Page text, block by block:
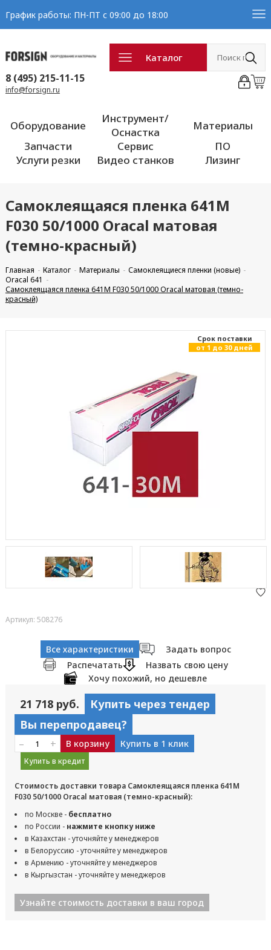
График работы: ПН-ПТ с 09:00 до 18:00
Каталог
8 (495) 215-11-15
info@forsign.ru
Оборудование
Инструмент/
Оснастка
Материалы
Запчасти
Сервис
ПО
Услуги резки
Видео станков Лизинг
Самоклеящаяся пленка 641M
F030 50/1000 Oracal матовая
(темно-красный)
Главная Каталог Материалы
Самоклеящиеся пленки (новые)
Oracal 641
Самоклеящаяся пленка 641M F030 50/1000 Oracal матовая (темно-
красный)
Cрок поставки
от 1 до 30 дней
Артикул: 508276
Все характеристики
Задать вопрос
Распечатать
Назвать свою цену
Хочу похожий, но дешевле
21 718 руб.
Купить через тендер
Вы перепродавец?
– + В корзину Купить в 1 клик
Купить в кредит
Стоимость доставки товара Самоклеящаяся пленка 641M
F030 50/1000 Oracal матовая (темно-красный):
по Москве - бесплатно
по России - нажмите кнопку ниже
в Казахстан - уточняйте у менеджеров
в Белоруссию - уточняйте у менеджеров
в Армению - уточняйте у менеджеров
в Кыргызстан - уточняйте у менеджеров
Узнайте стоимость доставки в ваш город